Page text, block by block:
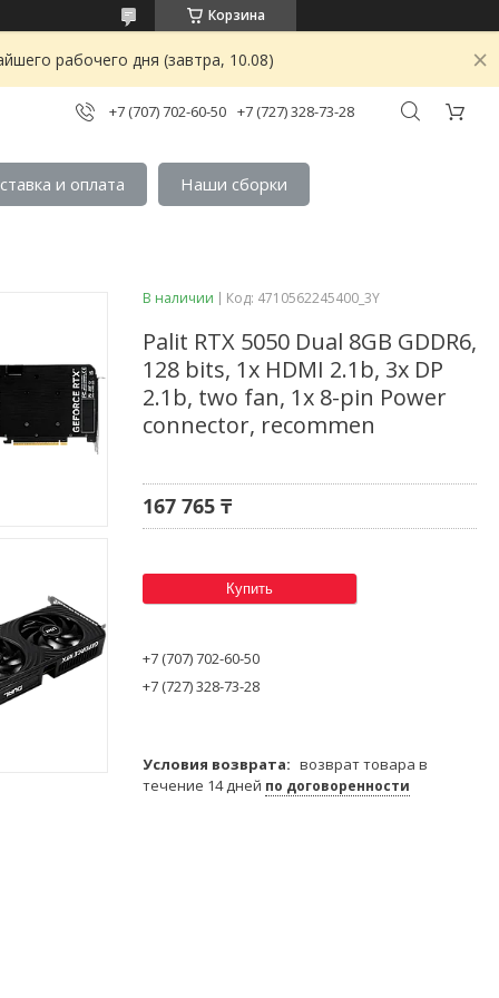
Корзина
рабочего дня (завтра, 10.08)
+7 (707) 702-60-50 +7 (727) 328-73-28
и оплата Наши сборки
В наличии Код: 4710562245400_3Y
Palit RTX 5050 Dual 8GB GDDR6,
128 bits, 1x HDMI 2.1b, 3x DP
2.1b, two fan, 1x 8-pin Power
connector, recommen
167 765 ₸
Купить
+7 (707) 702-60-50
+7 (727) 328-73-28
возврат товара в
течение 14 дней по договоренности